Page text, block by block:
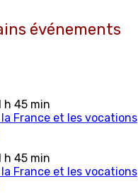
événements
h 45 min
France et les vocations
h 45 min
France et les vocations